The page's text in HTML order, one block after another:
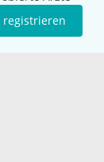
registrieren